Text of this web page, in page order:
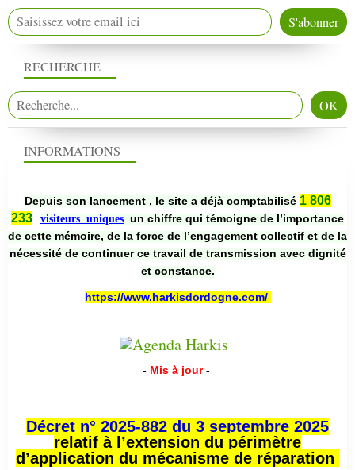
RECHERCHE
INFORMATIONS
Depuis son lancement , le site a déjà comptabilisé 1 806
233
visiteurs uniques un chiffre qui témoigne de l’importance
de cette mémoire, de la force de l’engagement collectif et de la
nécessité de continuer ce travail de transmission avec dignité
et constance.
https://www.harkisdordogne.com/
- Mis à jour -
Décret n° 2025-882 du 3 septembre 2025
relatif à l’extension du périmètre
d’application du mécanisme de réparation